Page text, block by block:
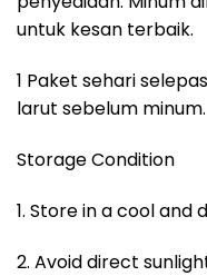
untuk kesan terbaik.
1 Paket sehari
larut sebelum minum.
Storage Condition
1. Store in a cool and
2. Avoid direct